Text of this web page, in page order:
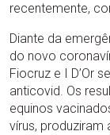
recentemente,
Diante da
do novo
Fiocruz e I D’Or
anticovid. Os
equinos
vírus,